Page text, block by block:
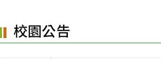
校園公告